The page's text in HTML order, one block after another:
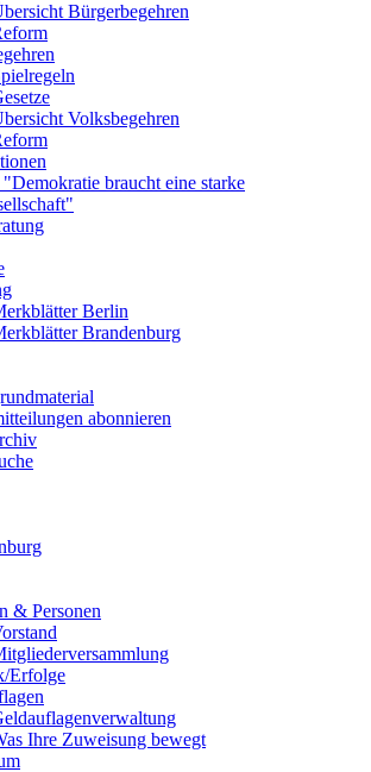
Bürgerbegehren
Volksbegehren
braucht eine starke
Berlin
Brandenburg
abonnieren
& Personen
Erfolge
Ihre Zuweisung bewegt